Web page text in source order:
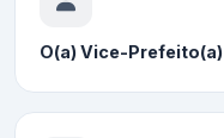
O(a) Vice-Prefeito(a)